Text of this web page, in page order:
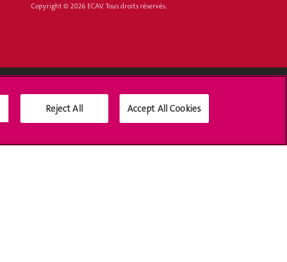
Copyright © 2026 ECAV. Tous droits réservés.
Médias sociaux UNIGE
Reject All Accept All Cookies